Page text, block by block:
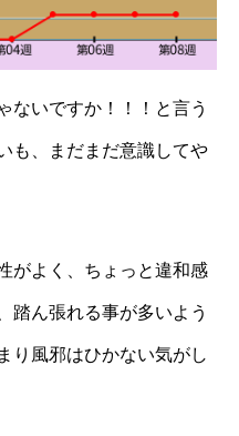
ないですか！！！と言う
も、まだまだ意識してや
がよく、ちょっと違和感
踏ん張れる事が多いよう
り風邪はひかない気がし